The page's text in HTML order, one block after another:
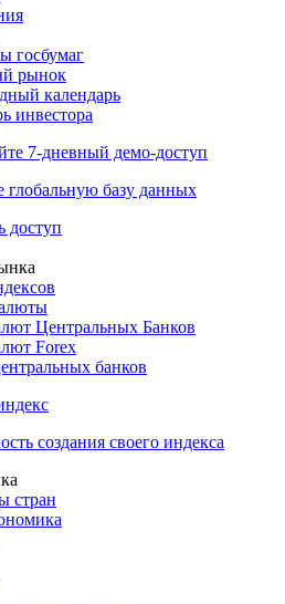
событий
рынок
инвестора
7-дневный
глобальную базу данных
Центральных Банков
банков
создания своего индекса
стран